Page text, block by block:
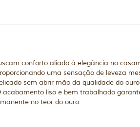
conforto aliado à elegância no
uma sensação de leveza
sem abrir mão da qualidade do
liso e bem trabalhado
no teor do ouro.